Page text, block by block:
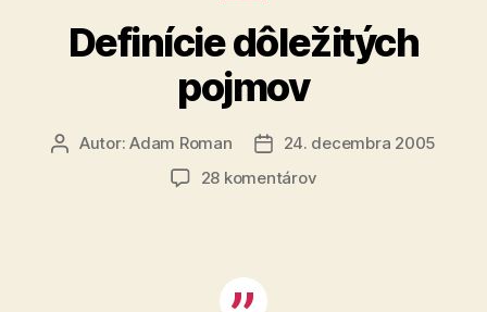
Definície dôležitých
pojmov
AutorAutor:Adam Roman
Dátum
článku
24. decembra 2005
28 komentárovna